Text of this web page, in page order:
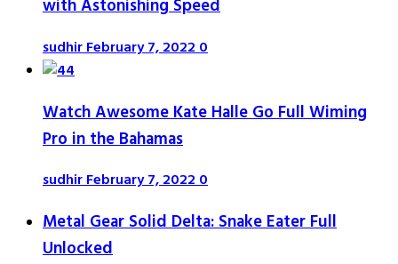
with Astonishing Speed
sudhirFebruary 7, 20220
Watch Awesome Kate Halle Go Full Wiming
Pro in the Bahamas
sudhirFebruary 7, 20220
Metal Gear Solid Delta: Snake Eater Full
Unlocked